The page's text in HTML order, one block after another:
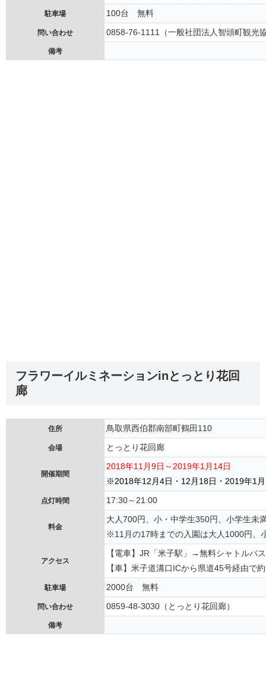
駐車場 100台 無料
問い合わせ 0858-76-1111（一般社団法人智頭町観光
備考
フラワーイルミネーションinとっとり花回
廊
住所 鳥取県西伯郡南部町鶴田110
会場 とっとり花回廊
開催期間
2018年11月9日～2019年1月14日
※2018年12月4日・12月18日・2019年1
点灯時間 17:30～21:00
料金
大人700円、小・中学生350円、小学生未
※11月の17時までの入園は大人1000円、
アクセス
【電車】JR「米子駅」→無料シャトルバ
【車】米子道溝口ICから県道45号経由で
駐車場 2000台 無料
問い合わせ 0859-48-3030（とっとり花回廊）
備考